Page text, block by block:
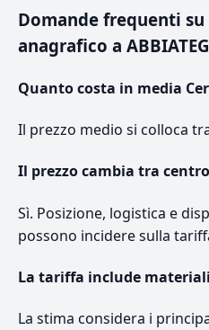
Domande frequenti
anagrafico a
Quanto costa in media
Il prezzo medio si colloca
Il prezzo cambia tra
Sì. Posizione, logistica e
possono incidere sulla
La tariffa include
La stima considera i